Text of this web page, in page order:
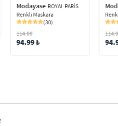
Modayase ROYAL PARİS
Renkli Maskara
(30)
114.00
94.99 ₺